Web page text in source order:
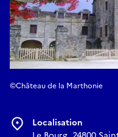
©Château de la Marthonie
Localisation